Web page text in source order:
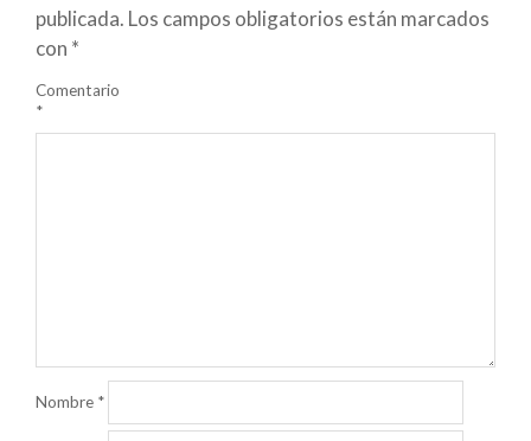
publicada. Los campos obligatorios están marcados
con *
Comentario
*
Nombre *